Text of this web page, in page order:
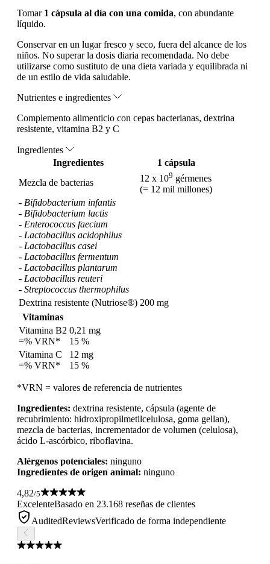
Tomar 1 cápsula al día con una comida, con abundante
líquido.
Conservar en un lugar fresco y seco, fuera del alcance de los
niños. No superar la dosis diaria recomendada. No debe
utilizarse como sustituto de una dieta variada y equilibrada ni
de un estilo de vida saludable.
Nutrientes e ingredientes
Complemento alimenticio con cepas bacterianas, dextrina
resistente, vitamina B2 y C
Ingredientes
Ingredientes
1 cápsula
Mezcla de bacterias
12 x 109 gérmenes
(= 12 mil millones)
- Bifidobacterium infantis
- Bifidobacterium lactis
- Enterococcus faecium
- Lactobacillus acidophilus
- Lactobacillus casei
- Lactobacillus fermentum
- Lactobacillus plantarum
- Lactobacillus reuteri
- Streptococcus thermophilus
Dextrina resistente (Nutriose®) 200 mg
Vitaminas
Vitamina B2
=% VRN*
0,21 mg
15 %
Vitamina C
=% VRN*
12 mg
15 %
*VRN = valores de referencia de nutrientes
Ingredientes: dextrina resistente, cápsula (agente de
recubrimiento: hidroxipropilmetilcelulosa, goma gellan),
mezcla de bacterias, incrementador de volumen (celulosa),
ácido L-ascórbico, riboflavina.
Alérgenos potenciales: ninguno
Ingredientes de origen animal: ninguno
4,82/5
ExcelenteBasado en 23.168 reseñas de clientes
AuditedReviewsVerificado de forma independiente